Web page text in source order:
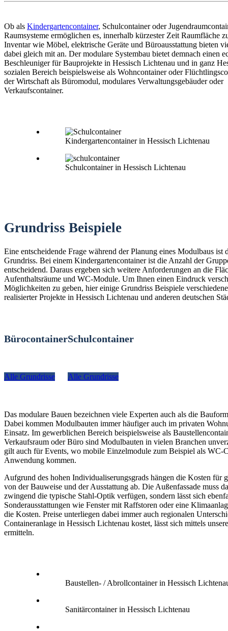
Ob als Kindergartencontainer, Schulcontainer oder
Raumsysteme ermöglichen es, innerhalb kürzester Zeit Raumfläche
Inventar wie Möbel, elektrische Geräte und Büroausstattung bieten
dabei gleich mit an. Der modulare Systembau bietet demnach einen
Beschleuniger für Bauprojekte in Hessisch Lichtenau und in ganz
sozialen Bereich beispielsweise als Wohncontainer oder
der Wirtschaft als Büromodul, modulares Verwaltungsgebäuder oder
Verkaufscontainer.
Kindergartencontainer in Hessisch Lichtenau
Schulcontainer in Hessisch Lichtenau
Grundriss Beispiele
Eine entscheidende Frage während der Planung eines Modulbaus ist
Grundriss. Bei einem Kindergartencontainer ist die Anzahl der
entscheidend. Daraus ergeben sich weitere Anforderungen an die
Aufenthaltsräume und WC-Module. Um Ihnen einen Eindruck
Möglichkeiten zu geben, hier einige Grundriss Beispiele
realisierter Projekte in Hessisch Lichtenau und anderen deutschen
Bürocontainer
Alle Grundrisse
Schulcontainer
Alle Grundrisse
Das modulare Bauen bezeichnen viele Experten auch als die
Dabei kommen Modulbauten immer häufiger auch im privaten
Einsatz. Im gewerblichen Bereich beispielsweise als
Verkaufsraum oder Büro sind Modulbauten in vielen Branchen
gilt auch für Events, wo mobile Einzelmodule zum Beispiel als WC-
Anwendung kommen.
Aufgrund des hohen Individualiserungsgrads hängen die Kosten für
von der Bauweise und der Ausstattung ab. Die Außenfassade muss
zwingend die typische Stahl-Optik verfügen, sondern lässt sich
Sonderausstattungen wie Fenster mit Raffstoren oder eine
die Kosten. Preise unterliegen dabei immer auch regionalen
Containeranlage in Hessisch Lichtenau kostet, lässt sich mittels
ermitteln.
Baustellen- / Abrollcontainer in Hessisch
Sanitärcontainer in Hessisch Lichtenau